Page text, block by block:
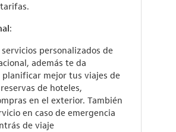
:
personalizados de
además te da
mejor tus viajes de
de hoteles,
en el exterior. También
en caso de emergencia
de viaje